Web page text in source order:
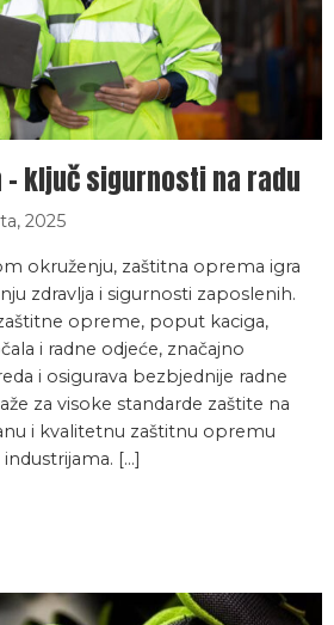
ključ sigurnosti na radu
2025
okruženju, zaštitna oprema igra
zdravlja i sigurnosti zaposlenih.
opreme, poput kaciga,
i radne odjeće, značajno
i osigurava bezbjednije radne
za visoke standarde zaštite na
i kvalitetnu zaštitnu opremu
[…]